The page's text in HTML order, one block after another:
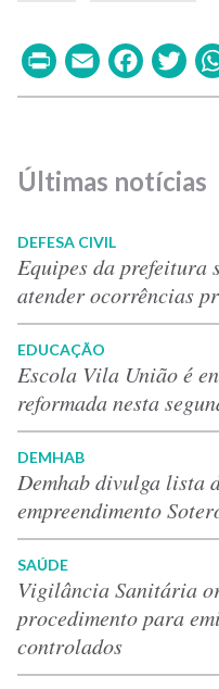
PrintEmail
Últimas notícias
DEFESA CIVIL
Equipes da prefeitura
atender ocorrências
EDUCAÇÃO
Escola Vila União é
reformada nesta
DEMHAB
Demhab divulga lista
empreendimento
SAÚDE
Vigilância Sanitária
procedimento para
controlados